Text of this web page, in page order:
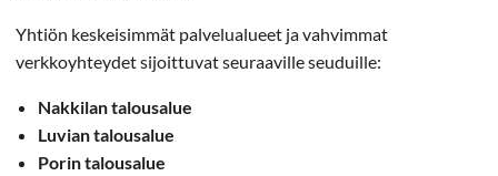
Yhtiön keskeisimmät palvelualueet ja vahvimmat
verkkoyhteydet sijoittuvat seuraaville seuduille:
Nakkilan talousalue
Luvian talousalue
Porin talousalue